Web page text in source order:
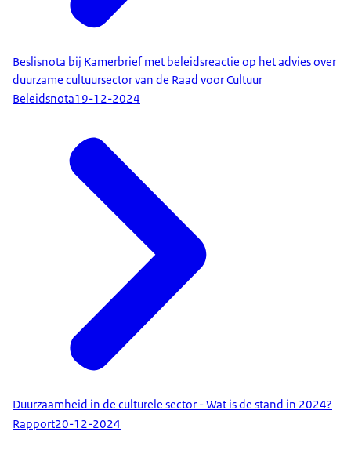
Beslisnota bij Kamerbrief met beleidsreactie op het advies over
duurzame cultuursector van de Raad voor Cultuur
Beleidsnota19-12-2024
Duurzaamheid in de culturele sector - Wat is de stand in 2024?
Rapport20-12-2024